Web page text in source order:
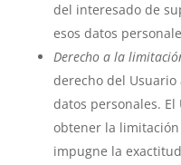
del interesado de
esos datos
Derecho a la
derecho del
datos personales.
obtener la
impugne la